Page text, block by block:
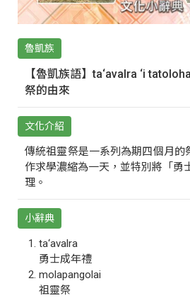
魯凱族
【魯凱族語】ta‘avalra ‘i
祭的由來
文化介紹
傳統祖靈祭是一系列為期四個月的
作求學濃縮為一天，並特別將「勇
理。
小辭典
ta‘avalra
勇士成年禮
molapangolai
祖靈祭